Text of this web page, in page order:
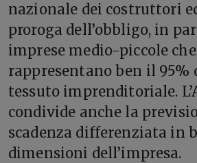
nazionale dei costruttori
proroga dell’obbligo, in
imprese medio-piccole che
rappresentano ben il 95%
tessuto imprenditoriale.
condivide anche la
scadenza differenziata in
dimensioni dell’impresa.